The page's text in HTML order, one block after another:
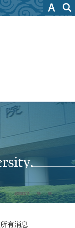
所有消息